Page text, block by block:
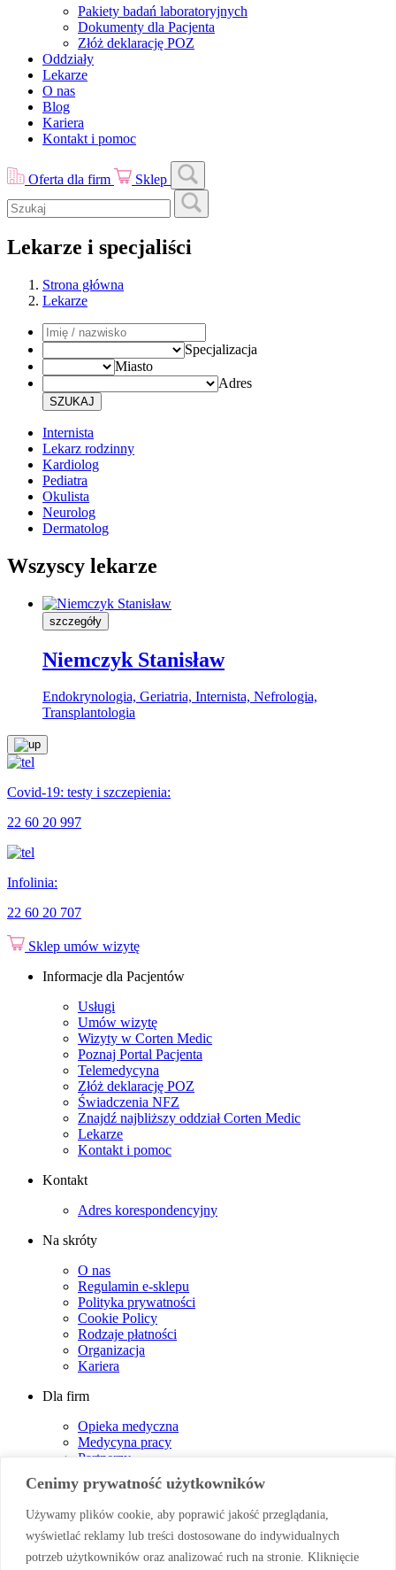
Cenimy prywatność użytkowników
Używamy plików cookie, aby poprawić jakość przeglądania,
wyświetlać reklamy lub treści dostosowane do indywidualnych
potrzeb użytkowników oraz analizować ruch na stronie. Kliknięcie
Pakiety badań laboratoryjnych
Dokumenty dla Pacjenta
Złóż deklarację POZ
Oddziały
Lekarze
O nas
Blog
Kariera
Kontakt i pomoc
Oferta dla firm Sklep
Lekarze i specjaliści
Strona główna
Lekarze
Specjalizacja
Miasto
Adres
SZUKAJ
Internista
Lekarz rodzinny
Kardiolog
Pediatra
Okulista
Neurolog
Dermatolog
Wszyscy lekarze
szczegóły
Niemczyk Stanisław
Endokrynologia, Geriatria, Internista, Nefrologia,
Transplantologia
Covid-19: testy i szczepienia:
22 60 20 997
Infolinia:
22 60 20 707
Sklep umów wizytę
Informacje dla Pacjentów
Usługi
Umów wizytę
Wizyty w Corten Medic
Poznaj Portal Pacjenta
Telemedycyna
Złóż deklarację POZ
Świadczenia NFZ
Znajdź najbliższy oddział Corten Medic
Lekarze
Kontakt i pomoc
Kontakt
Adres korespondencyjny
Na skróty
O nas
Regulamin e-sklepu
Polityka prywatności
Cookie Policy
Rodzaje płatności
Organizacja
Kariera
Dla firm
Opieka medyczna
Medycyna pracy
Partnerzy
Partnerzy – Instytucje Publiczne
Partnerzy podwykonawcy
Główni Partnerzy
Partnerzy dostawcy
Inspektor Ochrony Danych
Realizowane projekty